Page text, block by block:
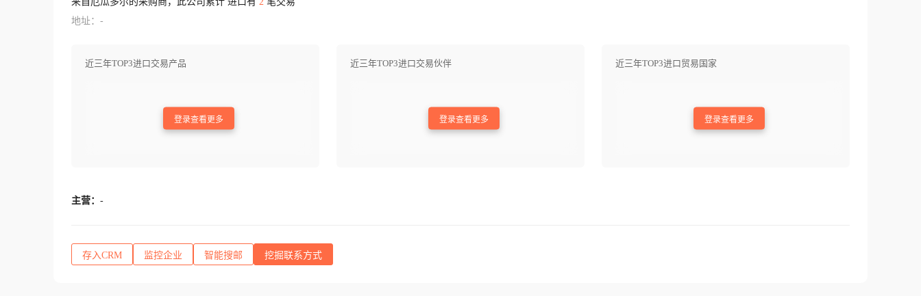
地址：-
近三年TOP3进口交易产品
登录查看更多
近三年TOP3进口交易伙伴
登录查看更多
近三年TOP3进口贸易国家
登录查看更多
主营： -
存入CRM 监控企业 智能搜邮 挖掘联系方式